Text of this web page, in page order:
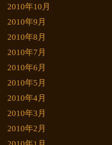
2010年10月
2010年9月
2010年8月
2010年7月
2010年6月
2010年5月
2010年4月
2010年3月
2010年2月